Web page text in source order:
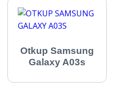
Otkup Samsung
Galaxy A03s